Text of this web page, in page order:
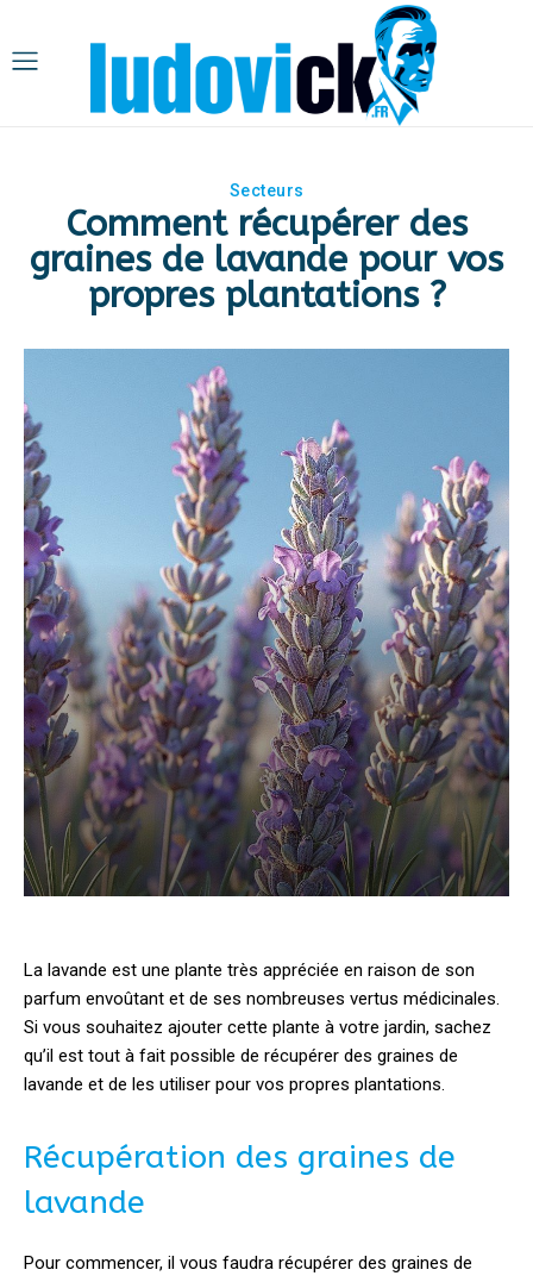
Secteurs
Comment récupérer des
graines de lavande pour vos
propres plantations ?
La lavande est une plante très appréciée en raison de son
parfum envoûtant et de ses nombreuses vertus médicinales.
Si vous souhaitez ajouter cette plante à votre jardin, sachez
qu’il est tout à fait possible de récupérer des graines de
lavande et de les utiliser pour vos propres plantations.
Récupération des graines de
lavande
Pour commencer, il vous faudra récupérer des graines de